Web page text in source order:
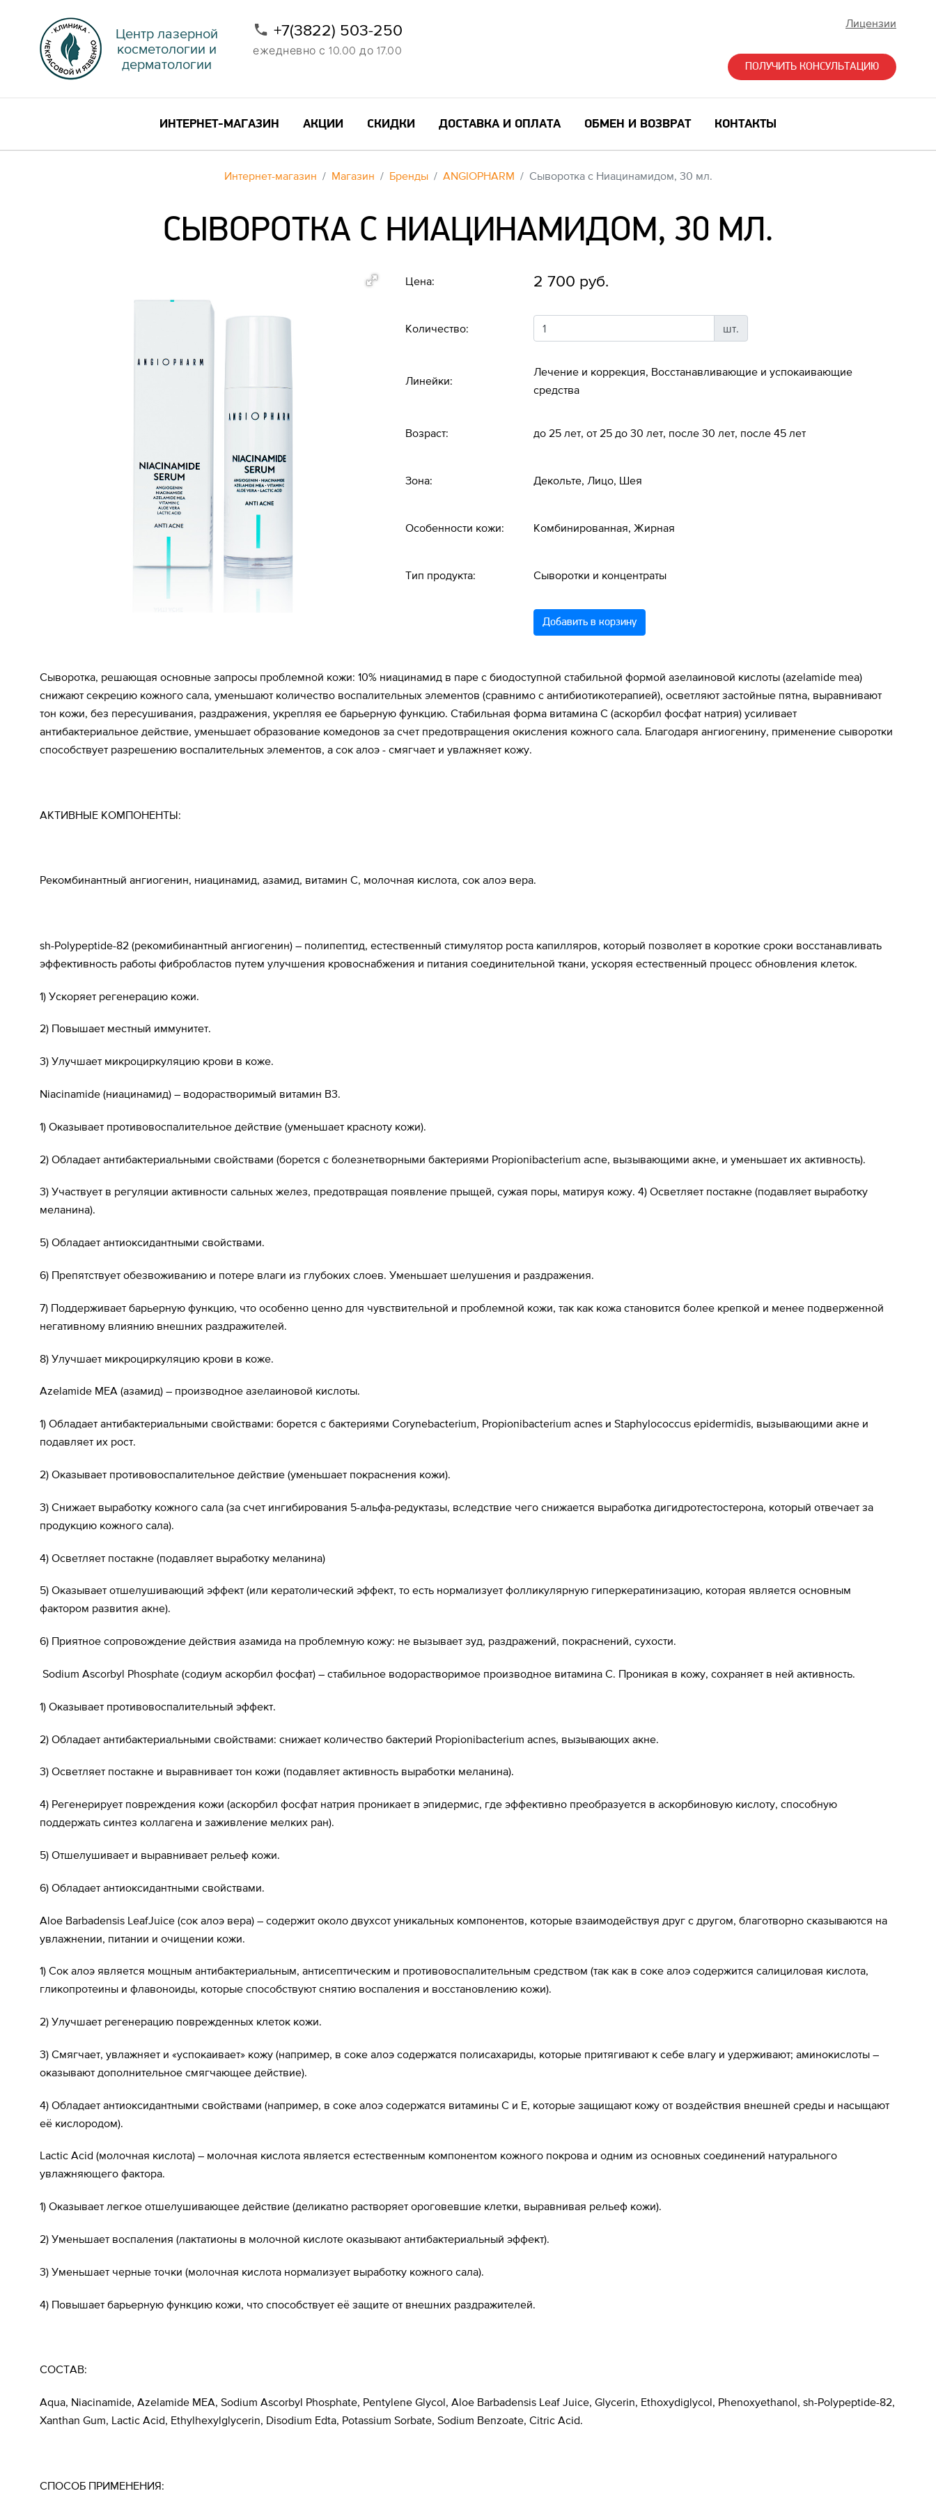
Центр лазерной
косметологии и
дерматологии
+7(3822) 503-250
ежедневно с 10.00 до 17.00
Лицензии
ПОЛУЧИТЬ КОНСУЛЬТАЦИЮ
ИНТЕРНЕТ-МАГАЗИН АКЦИИ СКИДКИ ДОСТАВКА И ОПЛАТА ОБМЕН И ВОЗВРАТ КОНТАКТЫ
Интернет-магазин Магазин Бренды ANGIOPHARM Сыворотка с Ниацинамидом, 30 мл.
СЫВОРОТКА С НИАЦИНАМИДОМ, 30 МЛ.
Цена: 2 700 руб.
Количество: шт.
Линейки:
Лечение и коррекция, Восстанавливающие и успокаивающие
средства
Возраст: до 25 лет, от 25 до 30 лет, после 30 лет, после 45 лет
Зона: Декольте, Лицо, Шея
Особенности кожи: Комбинированная, Жирная
Тип продукта: Сыворотки и концентраты
Добавить в корзину
Сыворотка, решающая основные запросы проблемной кожи: 10% ниацинамид в паре с биодоступной стабильной формой азелаиновой кислоты (azelamide mea)
снижают секрецию кожного сала, уменьшают количество воспалительных элементов (сравнимо с антибиотикотерапией), осветляют застойные пятна, выравнивают
тон кожи, без пересушивания, раздражения, укрепляя ее барьерную функцию. Стабильная форма витамина С (аскорбил фосфат натрия) усиливает
антибактериальное действие, уменьшает образование комедонов за счет предотвращения окисления кожного сала. Благодаря ангиогенину, применение сыворотки
способствует разрешению воспалительных элементов, а сок алоэ - смягчает и увлажняет кожу.
АКТИВНЫЕ КОМПОНЕНТЫ:
Рекомбинантный ангиогенин, ниацинамид, азамид, витамин С, молочная кислота, сок алоэ вера.
sh-Polypeptide-82 (рекомибинантный ангиогенин) – полипептид, естественный стимулятор роста капилляров, который позволяет в короткие сроки восстанавливать
эффективность работы фибробластов путем улучшения кровоснабжения и питания соединительной ткани, ускоряя естественный процесс обновления клеток.
1) Ускоряет регенерацию кожи.
2) Повышает местный иммунитет.
3) Улучшает микроциркуляцию крови в коже.
Niacinamide (ниацинамид) – водорастворимый витамин В3.
1) Оказывает противовоспалительное действие (уменьшает красноту кожи).
2) Обладает антибактериальными свойствами (борется с болезнетворными бактериями Propionibacterium acne, вызывающими акне, и уменьшает их активность).
3) Участвует в регуляции активности сальных желез, предотвращая появление прыщей, сужая поры, матируя кожу. 4) Осветляет постакне (подавляет выработку
меланина).
5) Обладает антиоксидантными свойствами.
6) Препятствует обезвоживанию и потере влаги из глубоких слоев. Уменьшает шелушения и раздражения.
7) Поддерживает барьерную функцию, что особенно ценно для чувствительной и проблемной кожи, так как кожа становится более крепкой и менее подверженной
негативному влиянию внешних раздражителей.
8) Улучшает микроциркуляцию крови в коже.
Azelamide MEA (азамид) – производное азелаиновой кислоты.
1) Обладает антибактериальными свойствами: борется с бактериями Corynebacterium, Propionibacterium acnes и Staphylococcus epidermidis, вызывающими акне и
подавляет их рост.
2) Оказывает противовоспалительное действие (уменьшает покраснения кожи).
3) Снижает выработку кожного сала (за счет ингибирования 5-альфа-редуктазы, вследствие чего снижается выработка дигидротестостерона, который отвечает за
продукцию кожного сала).
4) Осветляет постакне (подавляет выработку меланина)
5) Оказывает отшелушивающий эффект (или кератолический эффект, то есть нормализует фолликулярную гиперкератинизацию, которая является основным
фактором развития акне).
6) Приятное сопровождение действия азамида на проблемную кожу: не вызывает зуд, раздражений, покраснений, сухости.
Sodium Ascorbyl Phosphate (содиум аскорбил фосфат) – стабильное водорастворимое производное витамина С. Проникая в кожу, сохраняет в ней активность.
1) Оказывает противовоспалительный эффект.
2) Обладает антибактериальными свойствами: снижает количество бактерий Propionibacterium acnes, вызывающих акне.
3) Осветляет постакне и выравнивает тон кожи (подавляет активность выработки меланина).
4) Регенерирует повреждения кожи (аскорбил фосфат натрия проникает в эпидермис, где эффективно преобразуется в аскорбиновую кислоту, способную
поддержать синтез коллагена и заживление мелких ран).
5) Отшелушивает и выравнивает рельеф кожи.
6) Обладает антиоксидантными свойствами.
Aloe Barbadensis LeafJuice (сок алоэ вера) – содержит около двухсот уникальных компонентов, которые взаимодействуя друг с другом, благотворно сказываются на
увлажнении, питании и очищении кожи.
1) Сок алоэ является мощным антибактериальным, антисептическим и противовоспалительным средством (так как в соке алоэ содержится салициловая кислота,
гликопротеины и флавоноиды, которые способствуют снятию воспаления и восстановлению кожи).
2) Улучшает регенерацию поврежденных клеток кожи.
3) Смягчает, увлажняет и «успокаивает» кожу (например, в соке алоэ содержатся полисахариды, которые притягивают к себе влагу и удерживают; аминокислоты –
оказывают дополнительное смягчающее действие).
4) Обладает антиоксидантными свойствами (например, в соке алоэ содержатся витамины С и Е, которые защищают кожу от воздействия внешней среды и насыщают
её кислородом).
Lactic Acid (молочная кислота) – молочная кислота является естественным компонентом кожного покрова и одним из основных соединений натурального
увлажняющего фактора.
1) Оказывает легкое отшелушивающее действие (деликатно растворяет ороговевшие клетки, выравнивая рельеф кожи).
2) Уменьшает воспаления (лактатионы в молочной кислоте оказывают антибактериальный эффект).
3) Уменьшает черные точки (молочная кислота нормализует выработку кожного сала).
4) Повышает барьерную функцию кожи, что способствует её защите от внешних раздражителей.
СОСТАВ:
Aqua, Niacinamide, Azelamide MEA, Sodium Ascorbyl Phosphate, Pentylene Glycol, Aloe Barbadensis Leaf Juice, Glycerin, Ethoxydiglycol, Phenoxyethanol, sh-Polypeptide-82,
Xanthan Gum, Lactic Acid, Ethylhexylglycerin, Disodium Edta, Potassium Sorbate, Sodium Benzoate, Citric Acid.
СПОСОБ ПРИМЕНЕНИЯ: